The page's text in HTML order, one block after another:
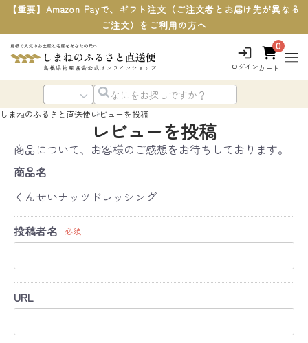
【重要】Amazon Payで、ギフト注文（ご注文者とお届け先が異なる
ご注文）をご利用の方へ
ログイン
0
カート
しまねのふるさと直送便レビューを投稿
レビューを投稿
商品について、お客様のご感想をお待ちしております。
商品名
くんせいナッツドレッシング
投稿者名 必須
URL